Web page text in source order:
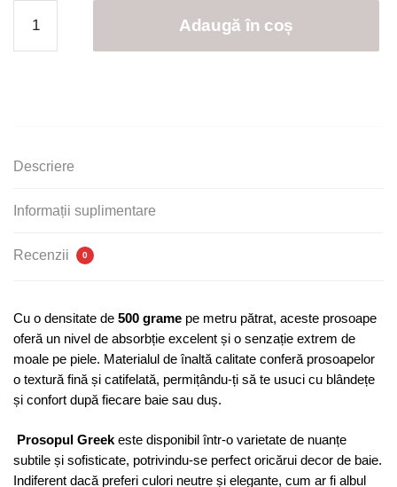
10
100%,
Adaugă în coș
Descriere
Informații suplimentare
Recenzii 0
Cu o densitate de 500 grame pe metru pătrat, aceste prosoape
oferă un nivel de absorbție excelent și o senzație extrem de
moale pe piele. Materialul de înaltă calitate conferă prosoapelor
o textură fină și catifelată, permițându-ți să te usuci cu blândețe
și confort după fiecare baie sau duș.
Prosopul Greek este disponibil într-o varietate de nuanțe
subtile și sofisticate, potrivindu-se perfect oricărui decor de baie.
Indiferent dacă preferi culori neutre și elegante, cum ar fi albul